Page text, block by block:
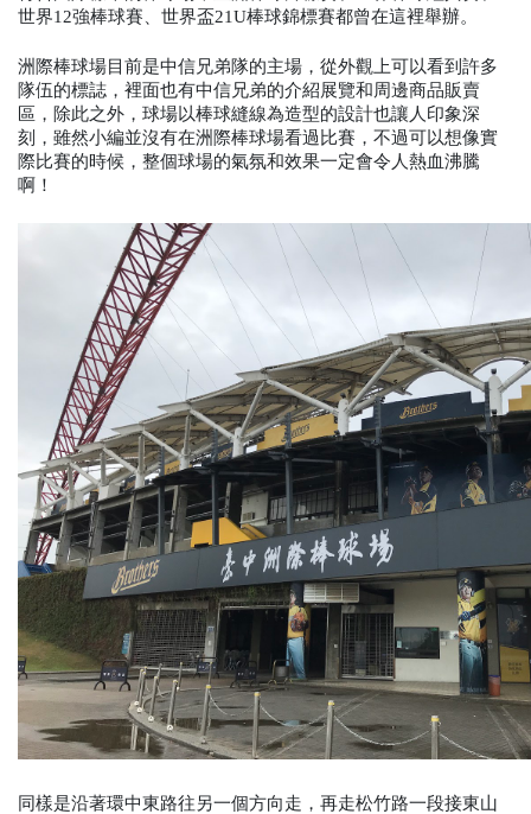
世界12強棒球賽、世界盃21U棒球錦標賽都曾在這裡舉辦。
洲際棒球場目前是中信兄弟隊的主場，從外觀上可以看到許多
隊伍的標誌，裡面也有中信兄弟的介紹展覽和周邊商品販賣
區，除此之外，球場以棒球縫線為造型的設計也讓人印象深
刻，雖然小編並沒有在洲際棒球場看過比賽，不過可以想像實
際比賽的時候，整個球場的氣氛和效果一定會令人熱血沸騰
啊！
同樣是沿著環中東路往另一個方向走，再走松竹路一段接東山